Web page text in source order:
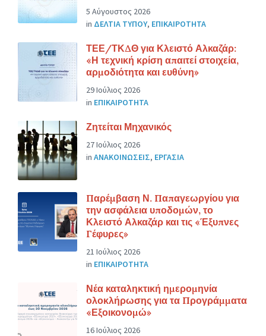
5 Αύγουστος 2026
in ΔΕΛΤΙΑ ΤΥΠΟΥ, ΕΠΙΚΑΙΡΟΤΗΤΑ
ΤΕΕ/ΤΚΔΘ για Κλειστό Αλκαζάρ:
«Η τεχνική κρίση απαιτεί στοιχεία,
αρμοδιότητα και ευθύνη»
29 Ιούλιος 2026
in ΕΠΙΚΑΙΡΟΤΗΤΑ
Ζητείται Μηχανικός
27 Ιούλιος 2026
in ΑΝΑΚΟΙΝΩΣΕΙΣ, ΕΡΓΑΣΙΑ
Παρέμβαση Ν. Παπαγεωργίου για
την ασφάλεια υποδομών, το
Κλειστό Αλκαζάρ και τις «Έξυπνες
Γέφυρες»
21 Ιούλιος 2026
in ΕΠΙΚΑΙΡΟΤΗΤΑ
Νέα καταληκτική ημερομηνία
ολοκλήρωσης για τα Προγράμματα
«Εξοικονομώ»
16 Ιούλιος 2026